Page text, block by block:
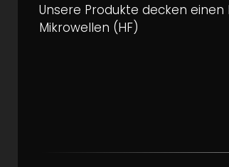
Unsere Produkte decken einen
Mikrowellen (HF)